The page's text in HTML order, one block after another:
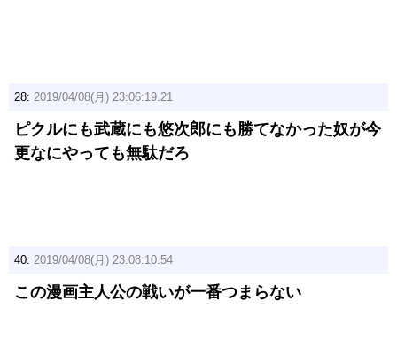
28: 2019/04/08(月) 23:06:19.21
ピクルにも武蔵にも悠次郎にも勝てなかった奴が今
更なにやっても無駄だろ
40: 2019/04/08(月) 23:08:10.54
この漫画主人公の戦いが一番つまらない